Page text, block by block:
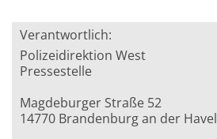
Verantwortlich:
Polizeidirektion West
Pressestelle
Magdeburger Straße 52
14770 Brandenburg an der Havel